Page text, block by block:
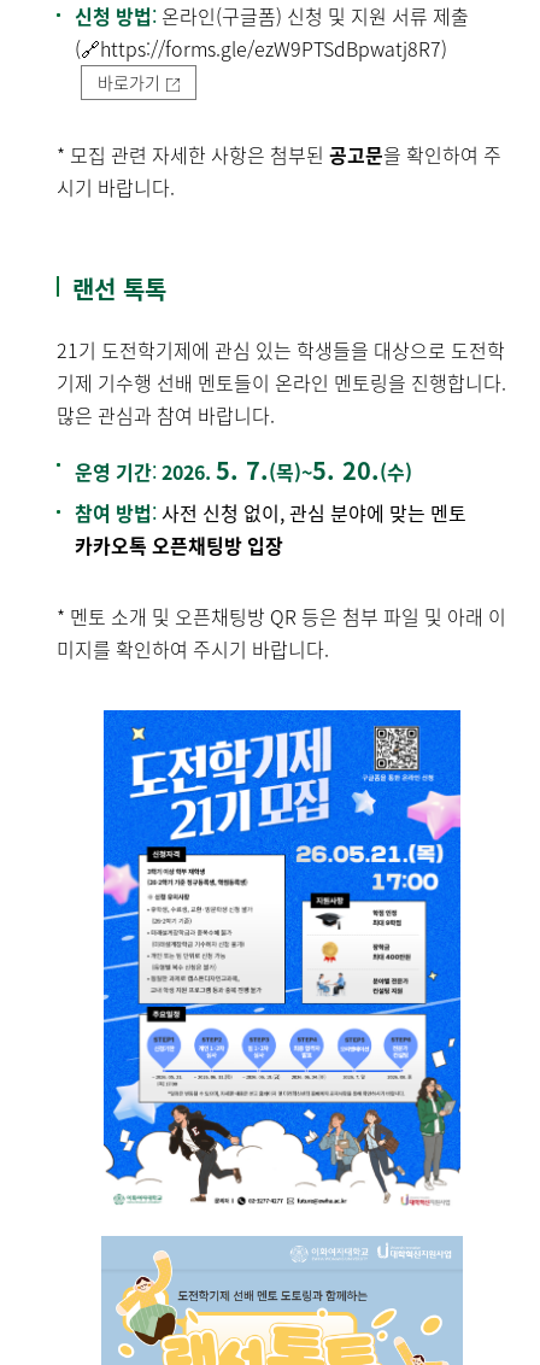
신청 방법: 온라인(구글폼) 신청 및 지원 서류 제출
(🔗https://forms.gle/ezW9PTSdBpwatj8R7)
바로가기
* 모집 관련 자세한 사항은 첨부된 공고문을 확인하여 주
시기 바랍니다.
랜선 톡톡
21기 도전학기제에 관심 있는 학생들을 대상으로 도전학
기제 기수행 선배 멘토들이 온라인 멘토링을 진행합니다.
많은 관심과 참여 바랍니다.
운영 기간:2026. 5. 7.(목)~5. 20.(수)
참여 방법:사전 신청 없이, 관심 분야에 맞는 멘토
카카오톡 오픈채팅방 입장
* 멘토 소개 및 오픈채팅방 QR 등은 첨부 파일 및 아래 이
미지를 확인하여 주시기 바랍니다.